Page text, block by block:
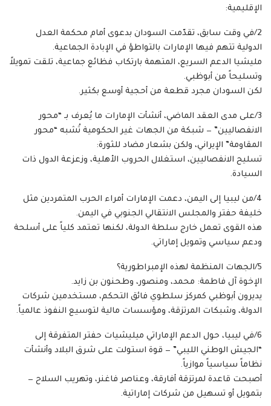
الإقليمية:
2/في وقت سابق، تقدّمت السودان بدعوى أمام محكمة العدل
الدولية تتهم فيها الإمارات بالتواطؤ في الإبادة الجماعية.
مليشيا الدعم السريع، المتهمة بارتكاب فظائع جماعية، تلقت تمويلاً
وتسليحاً من أبوظبي.
لكن السودان مجرد قطعة من أحجية أوسع بكثير.
3/على مدى العقد الماضي، أنشأت الإمارات ما يُعرف بـ “محور
الانفصاليين” — شبكة من الجهات غير الحكومية تُشبه “محور
المقاومة” الإيراني، ولكن بشعار مضاد للثورة:
تسليح الانفصاليين، استغلال الحروب الأهلية، وزعزعة الدول ذات
السيادة.
4/من ليبيا إلى اليمن، دعمت الإمارات أمراء الحرب المتمردين مثل
خليفة حفتر والمجلس الانتقالي الجنوبي في اليمن.
هذه القوى تعمل خارج سلطة الدولة، لكنها تعتمد كلياً على أسلحة
ودعم سياسي وتمويل إماراتي.
5/الجهات المنظمة لهذه الإمبراطورية؟
الإخوة آل فاطمة: محمد، ومنصور، وطحنون بن زايد.
يديرون أبوظبي كمركز سلطوي فائق التحكم، مستخدمين شركات
الدولة، وشبكات المرتزقة، ومؤسسات مالية لتوسيع النفوذ عالمياً.
6/في ليبيا، حول الدعم الإماراتي ميليشيات حفتر المتفرقة إلى
“الجيش الوطني الليبي” — قوة استولت على شرق البلاد وأنشأت
نظاماً سياسياً موازياً.
أصبحت قاعدة لمرتزقة أفارقة، وعناصر فاغنر، وتهريب السلاح —
بتمويل أو تسهيل من شركات إماراتية.